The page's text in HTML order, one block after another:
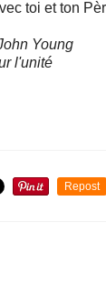
toi et ton
Young
l'unité
Repost